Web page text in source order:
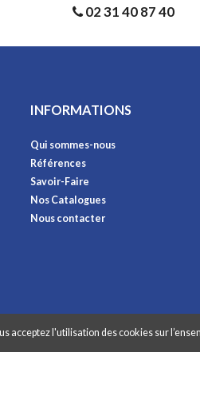
02 31 40 87 40
INFORMATIONS
Qui sommes-nous
Références
Savoir-Faire
Nos Catalogues
Nous contacter
acceptez l'utilisation des cookies sur